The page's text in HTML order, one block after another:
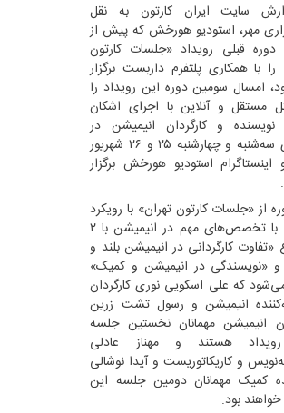
سایت ایران کارتون به نقل
مهر، استودیو هورخش که پیش از
این ۲ دوره قبلی رویداد «جلسات کارتون
را با همکاری پلتفرم داربست برگزار
امسال سومین دوره این رویداد را
مستقل و آنلاین با اجرای اشکان
نویسنده و کارگردان انیمیشن در
روزهای سه‌شنبه و چهارشنبه ۲۵‌ و ۲۶ شهریور
اینستاگرام استودیو هورخش برگزار
از «جلسات کارتون تهران» با رویکرد
آشنایی با تخصص‌های مهم در انیمیشن با ۲
کارگردانی در انیمیشن بلند و
و «نویسندگی در انیمیشن و کمیک»
می‌شود که علی اسکویی نوری کارگردان
انیمیشن و رسول تشت زرین
انیمیشن مهمانان نخستین جلسه
هستند و مهناز عادلی
و کاریکاتوریست و آیدا نوشالی
کمیک مهمانان دومین جلسه این
خواهند بود.